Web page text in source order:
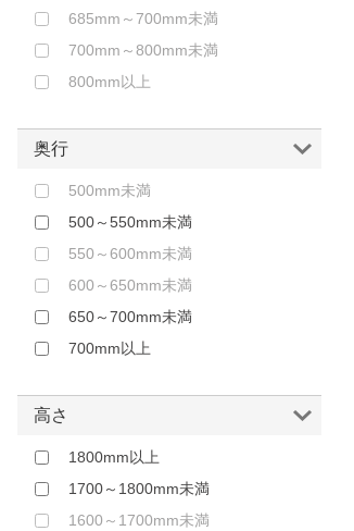
「どきどき・わくわく」をさまざまなコンテン
ツに載せてお届けします
685mm～700mm未満
700mm～800mm未満
800mm以上
奥行
500mm未満
500～550mm未満
550～600mm未満
600～650mm未満
650～700mm未満
700mm以上
高さ
1800mm以上
1700～1800mm未満
1600～1700mm未満